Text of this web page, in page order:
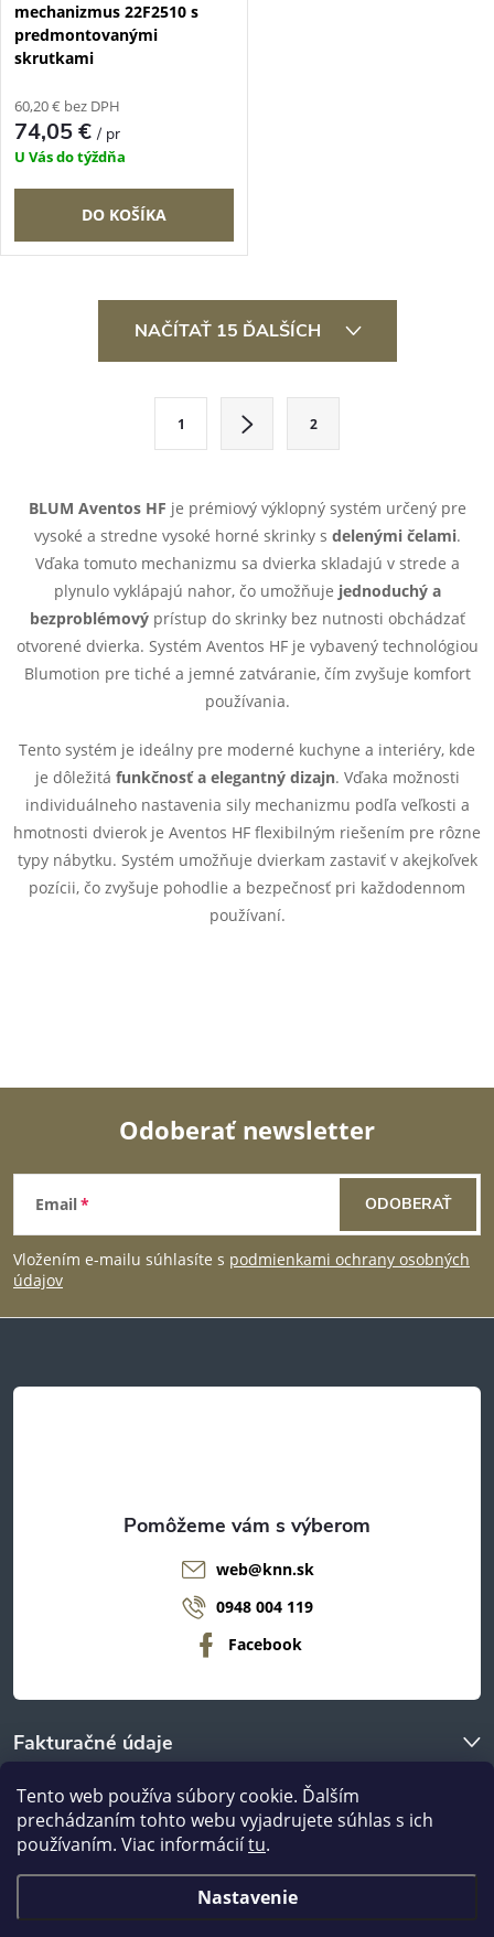
Tento web používa súbory cookie. Ďalším
prechádzaním tohto webu vyjadrujete súhlas s ich
používaním. Viac informáciítu.
Nastavenie
mechanizmus 22F2510 s
predmontovanými
skrutkami
60,20 € bez DPH
74,05 €/ pr
U Vás do týždňa
DO KOŠÍKA
d
e
r
v
k
NAČÍTAŤ 15 ĎALŠÍCH
a
n
e
1 2
BLUM Aventos HF je prémiový výklopný systém určený pre
vysoké a stredne vysoké horné skrinky s delenými čelami.
Vďaka tomuto mechanizmu sa dvierka skladajú v strede a
plynulo vyklápajú nahor, čo umožňuje jednoduchý a
bezproblémovýprístup do skrinky bez nutnosti obchádzať
otvorené dvierka. Systém Aventos HF je vybavený technológiou
Blumotion pre tiché a jemné zatváranie, čím zvyšuje komfort
používania.
Tento systém je ideálny pre moderné kuchyne a interiéry, kde
je dôležitá funkčnosť a elegantný dizajn. Vďaka možnosti
individuálneho nastavenia sily mechanizmu podľa veľkosti a
hmotnosti dvierok je Aventos HF flexibilným riešením pre rôzne
typy nábytku. Systém umožňuje dvierkam zastaviť v akejkoľvek
pozícii, čo zvyšuje pohodlie a bezpečnosť pri každodennom
používaní.
Z
á
p
t
Odoberať newsletter
Email
Vložením e-mailu súhlasíte s podmienkami ochrany osobných
údajov
ODOBERAŤ
Fakturačné údaje
O nákupe
web@knn.sk
0948 004 119
Facebook